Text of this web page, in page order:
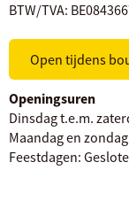
BTW/TVA:
Open tijdens
Openingsuren
Dinsdag t.e.m.
Maandag en
Feestdagen: